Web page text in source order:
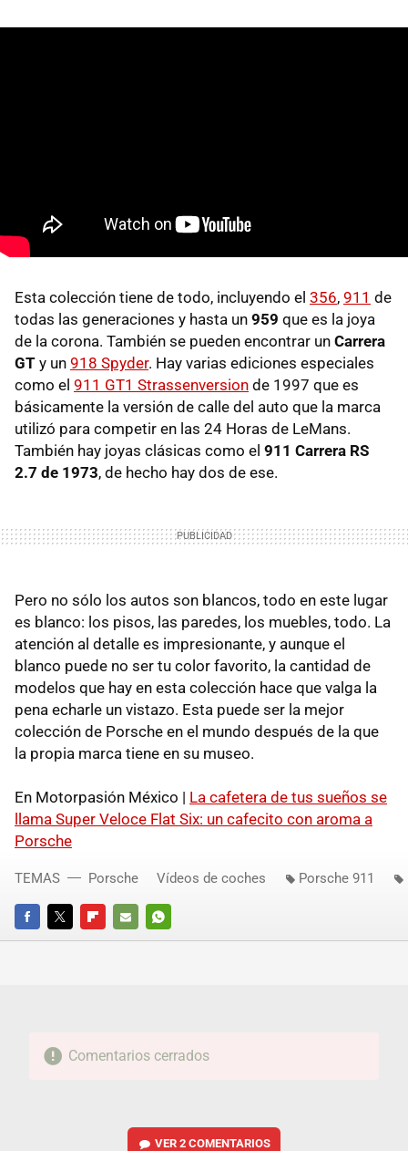
Esta colección tiene de todo, incluyendo el 356, 911 de
todas las generaciones y hasta un 959 que es la joya
de la corona. También se pueden encontrar un Carrera
GT y un 918 Spyder. Hay varias ediciones especiales
como el 911 GT1 Strassenversion de 1997 que es
básicamente la versión de calle del auto que la marca
utilizó para competir en las 24 Horas de LeMans.
También hay joyas clásicas como el 911 Carrera RS
2.7 de 1973, de hecho hay dos de ese.
Pero no sólo los autos son blancos, todo en este lugar
es blanco: los pisos, las paredes, los muebles, todo. La
atención al detalle es impresionante, y aunque el
blanco puede no ser tu color favorito, la cantidad de
modelos que hay en esta colección hace que valga la
pena echarle un vistazo. Esta puede ser la mejor
colección de Porsche en el mundo después de la que
la propia marca tiene en su museo.
En Motorpasión México | La cafetera de tus sueños se
llama Super Veloce Flat Six: un cafecito con aroma a
Porsche
FACEBOOKTWITTERFLIPBOARD
E-
WHATSAPP
TEMAS Porsche Vídeos de coches Porsche 911
Comentarios cerrados
VER2 COMENTARIOS